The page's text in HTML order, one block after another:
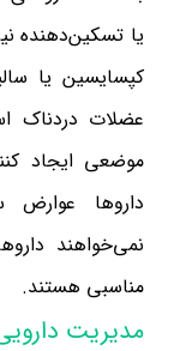
یا تسکین‌دهنده
کپسایسین یا
عضلات دردناک
موضعی ایجاد
داروها عوارض
نمی‌خواهند
مناسبی هستند.
مدیریت